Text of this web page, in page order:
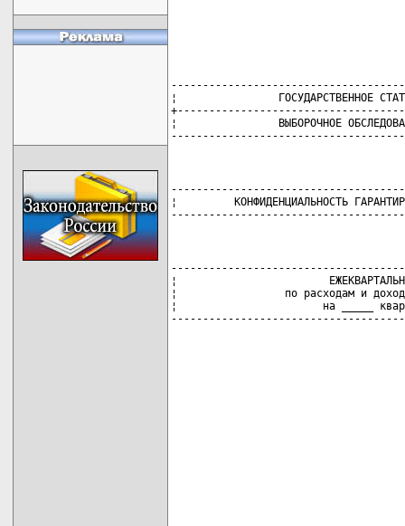
¦                ГОСУДАРСТВЕННОЕ
¦                ВЫБОРОЧНОЕ
¦         КОНФИДЕНЦИАЛЬНОСТЬ
¦
¦                 по расходам и
¦                       на _____